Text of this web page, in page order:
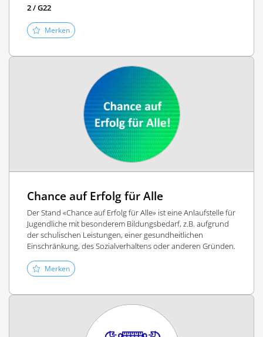
2 / G22
Merken
Chance auf Erfolg für Alle
Der Stand «Chance auf Erfolg für Alle» ist eine Anlaufstelle für
Jugendliche mit besonderem Bildungsbedarf, z.B. aufgrund
der schulischen Leistungen, einer gesundheitlichen
Einschränkung, des Sozialverhaltens oder anderen Gründen.
Merken